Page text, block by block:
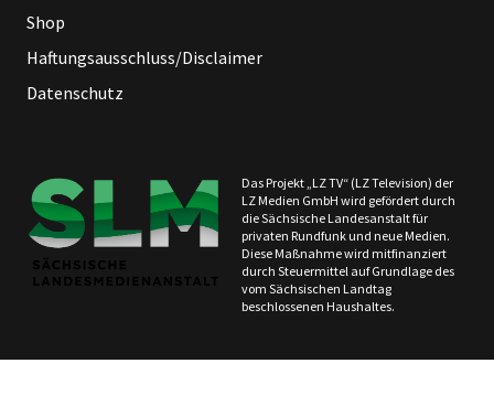
Shop
Haftungsausschluss/Disclaimer
Datenschutz
Das Projekt „LZ TV“ (LZ Television) der
LZ Medien GmbH wird gefördert durch
die Sächsische Landesanstalt für
privaten Rundfunk und neue Medien.
Diese Maßnahme wird mitfinanziert
durch Steuermittel auf Grundlage des
vom Sächsischen Landtag
beschlossenen Haushaltes.